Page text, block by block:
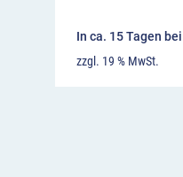
In ca. 15 Tagen
zzgl. 19 % MwSt.